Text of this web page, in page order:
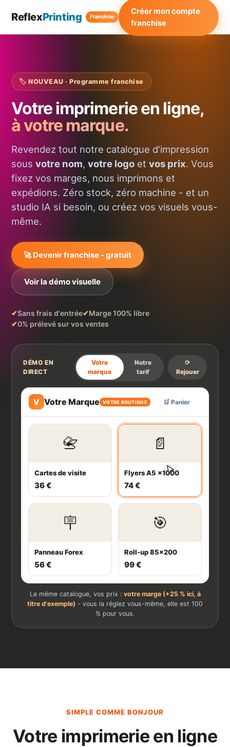
ReflexPrinting Franchise
Créer mon compte
franchise
🏷️ NOUVEAU · Programme franchise
Votre imprimerie en ligne,
à votre marque.
Revendez tout notre catalogue d'impression
sous votre nom, votre logo et vos prix. Vous
fixez vos marges, nous imprimons et
expédions. Zéro stock, zéro machine - et un
studio IA si besoin, ou créez vos visuels vous-
même.
🚀 Devenir franchise - gratuit
Voir la démo visuelle
✔Sans frais d'entrée✔Marge 100% libre
✔0% prélevé sur vos ventes
DÉMO EN
DIRECT
Votre
marque
Notre
tarif
⟳
Rejouer
V Votre Marque VOTRE BOUTIQUE 🛒 Panier
📇
Cartes de visite
36 €
📄
Flyers A5 ×1000
74 €
🪧
Panneau Forex
56 €
🎯
Roll-up 85×200
99 €
Le même catalogue, vos prix : votre marge (+25 % ici, à
titre d'exemple) - vous la réglez vous-même, elle est 100
% pour vous.
Prix client 74 € ·+15 € pour vous
SIMPLE COMME BONJOUR
Votre imprimerie en ligne